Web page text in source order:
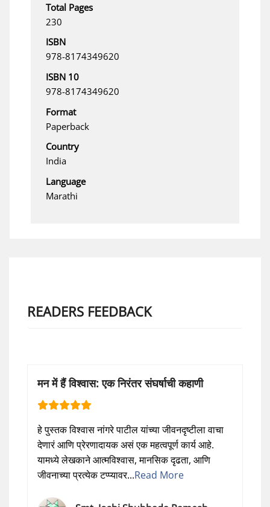
Total Pages
230
ISBN
978-8174349620
ISBN 10
978-8174349620
Format
Paperback
Country
India
Language
Marathi
READERS FEEDBACK
मन में हैं विश्वास: एक निरंतर संघर्षाची कहाणी
हे पुस्तक विश्वास नांगरे पाटील यांच्या जीवनदृष्टीला वाचा
देणारं आणि प्रेरणादायक असं एक महत्वपूर्ण कार्य आहे.
यामध्ये लेखकाने आत्मविश्वास, मानसिक दृढता, आणि
जीवनाच्या प्रत्येक टप्प्यावर...Read More